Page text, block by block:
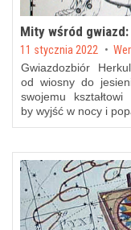
Mity wśród
Posted on
11 stycznia 2022 by
Gwiazdozbiór
od wiosny do
swojemu
by wyjść w nocy i